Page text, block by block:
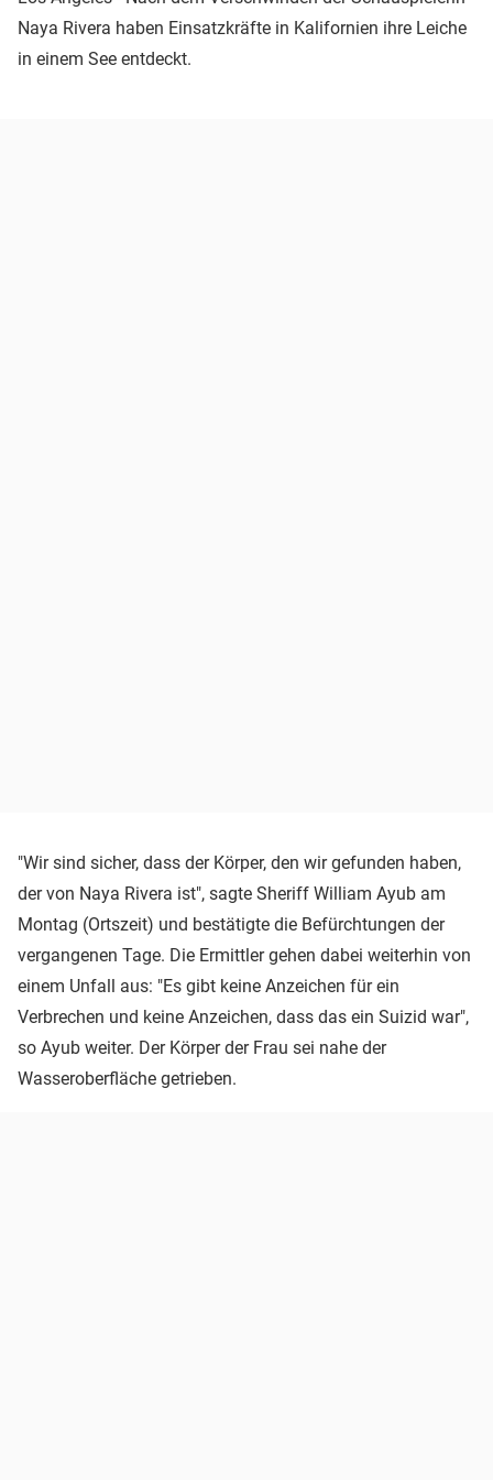
Naya Rivera haben Einsatzkräfte in Kalifornien ihre Leiche
in einem See entdeckt.
"Wir sind sicher, dass der Körper, den wir gefunden haben,
der von Naya Rivera ist", sagte Sheriff William Ayub am
Montag (Ortszeit) und bestätigte die Befürchtungen der
vergangenen Tage. Die Ermittler gehen dabei weiterhin von
einem Unfall aus: "Es gibt keine Anzeichen für ein
Verbrechen und keine Anzeichen, dass das ein Suizid war",
so Ayub weiter. Der Körper der Frau sei nahe der
Wasseroberfläche getrieben.